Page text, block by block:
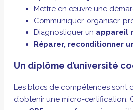
Mettre en œuvre une
Communiquer, organiser,
Diagnostiquer un appareil
Réparer, reconditionner
Un diplôme d’université
Les blocs de compétences sont
d’obtenir une micro-